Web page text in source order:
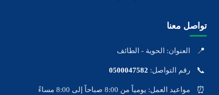
تواصل معنا
📍 العنوان: الحوية - الطائف
📞 رقم التواصل: 0500047582
⏰ مواعيد العمل: يومياً من 8:00 صباحاً إلى 8:00 مساءً